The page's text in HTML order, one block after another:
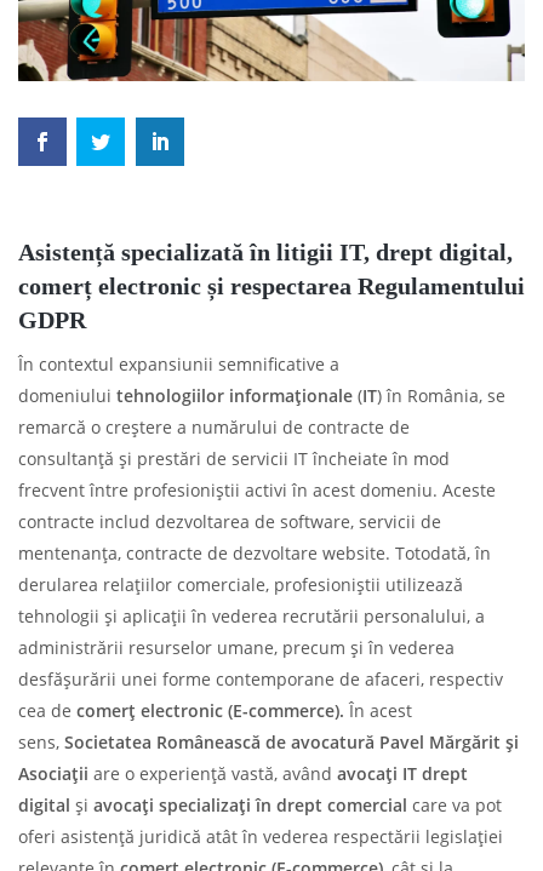
Asistență specializată în litigii IT, drept digital,
comerț electronic și respectarea Regulamentului
GDPR
În contextul expansiunii semnificative a
domeniului tehnologiilor informaționale (IT) în România, se
remarcă o creștere a numărului de contracte de
consultanță și prestări de servicii IT încheiate în mod
frecvent între profesioniștii activi în acest domeniu. Aceste
contracte includ dezvoltarea de software, servicii de
mentenanța, contracte de dezvoltare website. Totodată, în
derularea relațiilor comerciale, profesioniștii utilizează
tehnologii și aplicații în vederea recrutării personalului, a
administrării resurselor umane, precum și în vederea
desfășurării unei forme contemporane de afaceri, respectiv
cea de comerț electronic (E-commerce). În acest
sens, Societatea Românească de avocatură Pavel Mărgărit și
Asociații are o experiență vastă, având avocați IT drept
digital și avocați specializațiîn drept comercial care va pot
oferi asistență juridică atât în vederea respectării legislației